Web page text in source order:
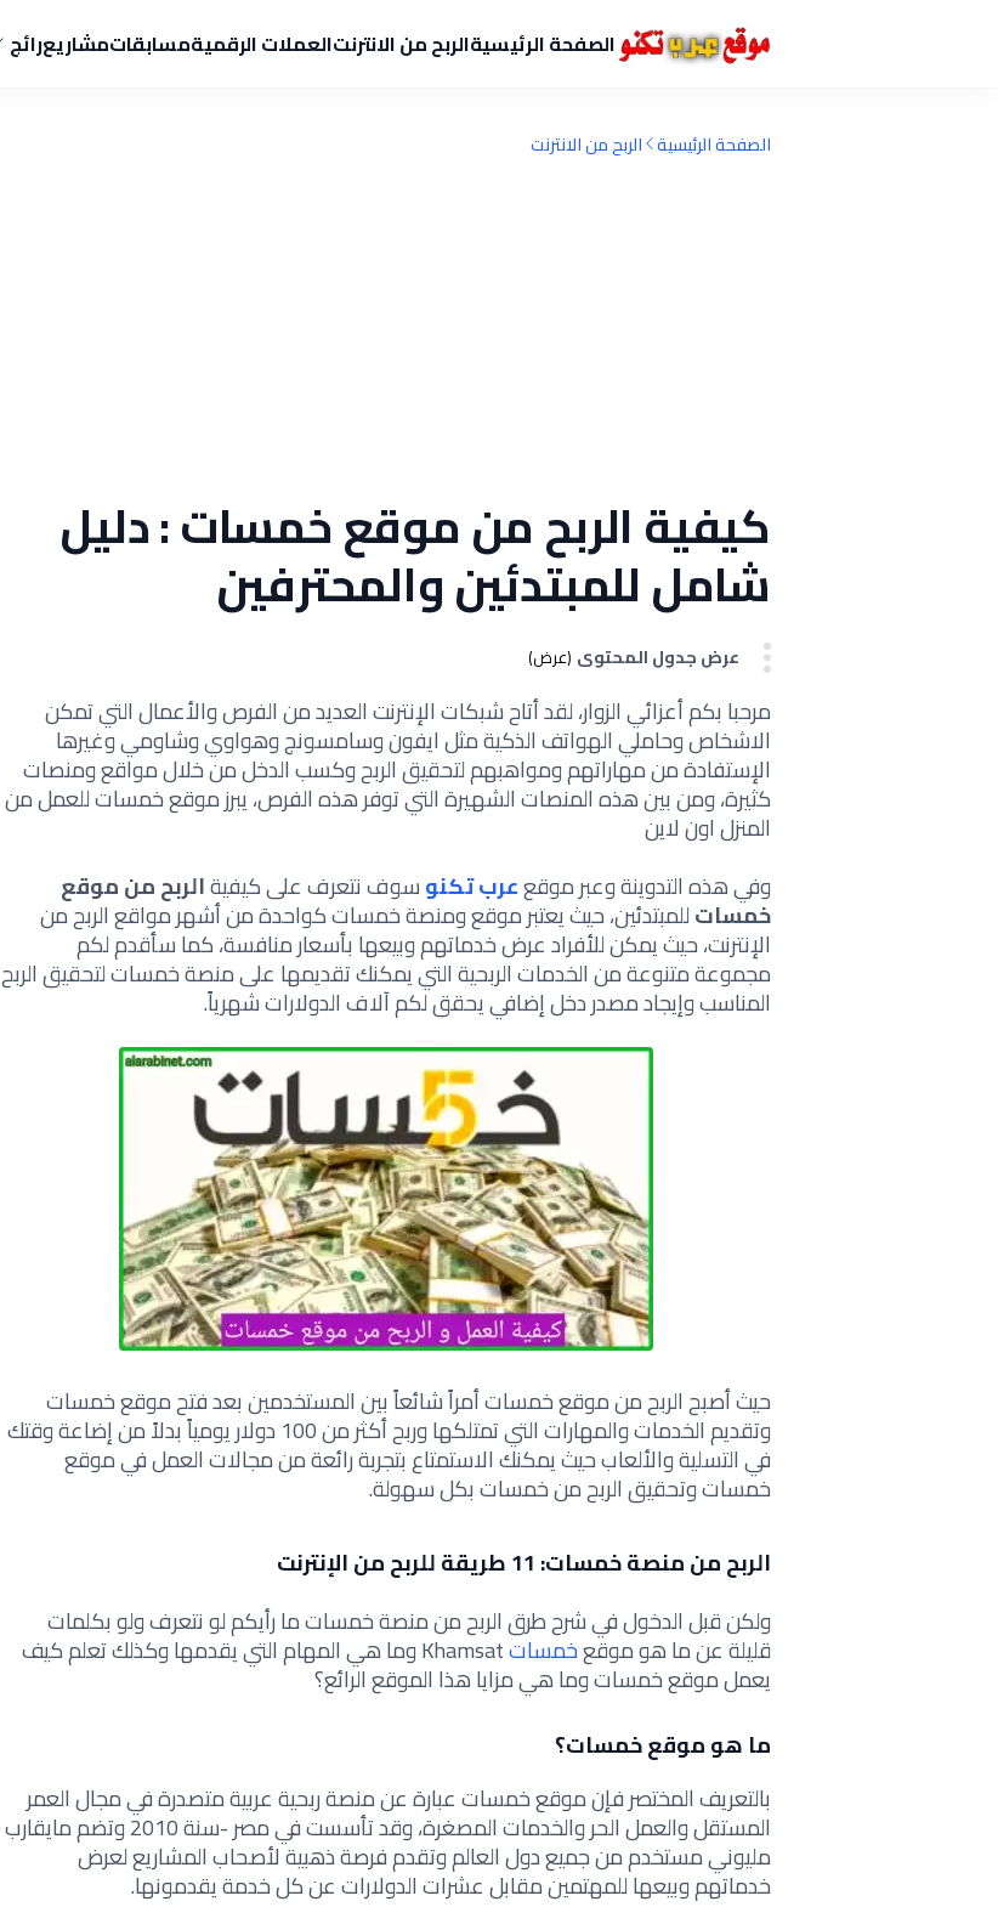
الصفحة الرئيسيةالربح من الانترنتالعملات الرقميةمسابقاتمشاريعرائج
الصفحة الرئيسية الربح من الانترنت
كيفية الربح من موقع خمسات : دليل
شامل للمبتدئين والمحترفين
عرض جدول المحتوى (عرض)
مرحبا بكم أعزائي الزوار، لقد أتاح شبكات الإنترنت العديد من الفرص والأعمال التي تمكن
الاشخاص وحاملي الهواتف الذكية مثل ايفون وسامسونج وهواوي وشاومي وغيرها
الإستفادة من مهاراتهم ومواهبهم لتحقيق الربح وكسب الدخل من خلال مواقع ومنصات
كثيرة، ومن بين هذه المنصات الشهيرة التي توفر هذه الفرص، يبرز موقع خمسات للعمل من
المنزل اون لاين
وفي هذه التدوينة وعبر موقععرب تكنوسوف نتعرف على كيفيةالربح من موقع
خمساتللمبتدئين، حيث يعتبر موقع ومنصة خمسات كواحدة من أشهر مواقع الربح من
الإنترنت، حيث يمكن للأفراد عرض خدماتهم وبيعها بأسعار منافسة، كما سأقدم لكم
مجموعة متنوعة من الخدمات الربحية التي يمكنك تقديمها على منصة خمسات لتحقيق الربح
المناسب وإيجاد مصدر دخل إضافي يحقق لكم آلاف الدولارات شهرياً.
حيث أصبح الربح من موقع خمسات أمراً شائعاً بين المستخدمين بعد فتح موقع خمسات
وتقديم الخدمات والمهارات التي تمتلكها وربح أكثر من 100 دولار يومياً بدلاً من إضاعة وقتك
في التسلية والألعاب حيث يمكنك الاستمتاع بتجربة رائعة من مجالات العمل في موقع
خمسات وتحقيق الربح من خمسات بكل سهولة.
الربح من منصة خمسات: 11 طريقة للربح من الإنترنت
ولكن قبل الدخول في شرح طرق الربح من منصة خمسات ما رأيكم لو نتعرف ولو بكلمات
قليلة عن ما هو موقعخمسات Khamsat وما هي المهام التي يقدمها وكذلك تعلم كيف
يعمل موقع خمسات وما هي مزايا هذا الموقع الرائع؟
ما هو موقع خمسات؟
بالتعريف المختصر فإن موقع خمسات عبارة عن منصة ربحية عربية متصدرة في مجال العمر
المستقل والعمل الحر والخدمات المصغرة، وقد تأسست في مصر -سنة 2010 وتضم مايقارب
مليوني مستخدم من جميع دول العالم وتقدم فرصة ذهبية لأصحاب المشاريع لعرض
خدماتهم وبيعها للمهتمين مقابل عشرات الدولارات عن كل خدمة يقدمونها.